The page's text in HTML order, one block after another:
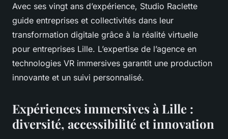
Avec ses vingt ans d’expérience, Studio Raclette
guide entreprises et collectivités dans leur
transformation digitale grâce à la réalité virtuelle
pour entreprises Lille. L’expertise de l’agence en
technologies VR immersives garantit une production
innovante et un suivi personnalisé.
Expériences immersives à Lille :
diversité, accessibilité et innovation